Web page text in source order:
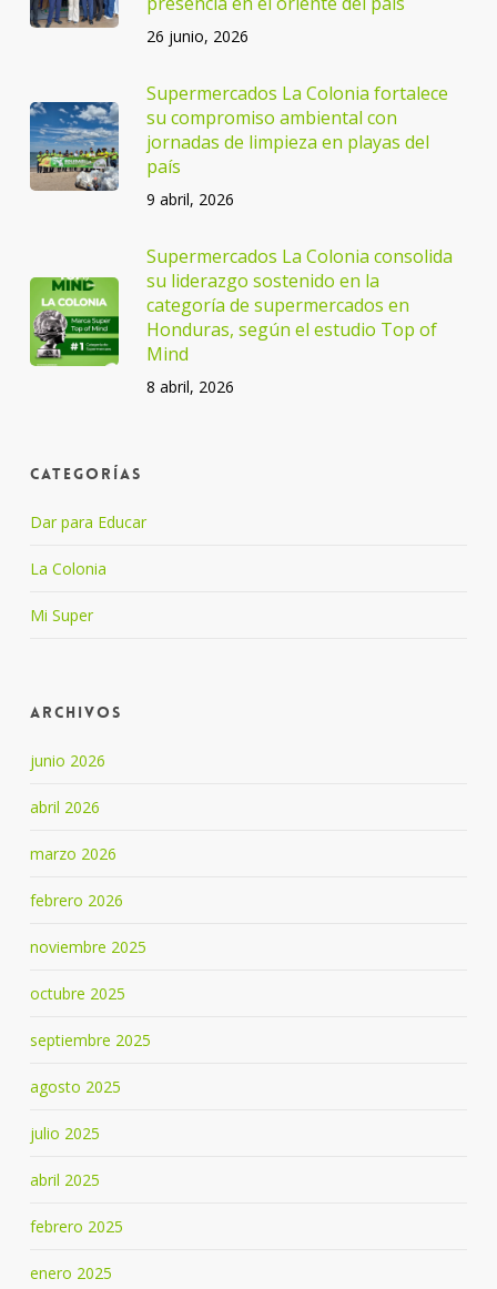
26 junio, 2026
Supermercados La Colonia fortalece
su compromiso ambiental con
jornadas de limpieza en playas del
país
9 abril, 2026
Supermercados La Colonia consolida
su liderazgo sostenido en la
categoría de supermercados en
Honduras, según el estudio Top of
Mind
8 abril, 2026
Categorías
Dar para Educar
La Colonia
Mi Super
Archivos
junio 2026
abril 2026
marzo 2026
febrero 2026
noviembre 2025
octubre 2025
septiembre 2025
agosto 2025
julio 2025
abril 2025
febrero 2025
enero 2025